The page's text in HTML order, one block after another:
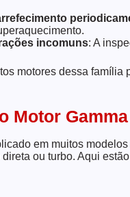
incomuns: A
motores dessa família
Motor
em muitos
ou turbo. Aqui